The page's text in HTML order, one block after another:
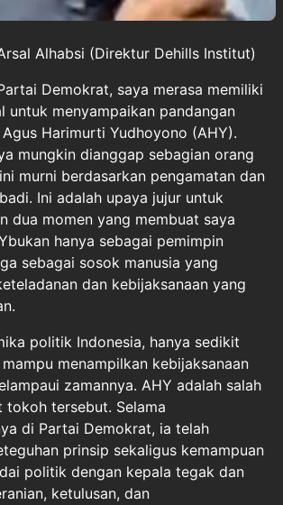
Alhabsi (Direktur Dehills Institut)
Demokrat, saya merasa memiliki
untuk menyampaikan pandangan
Harimurti Yudhoyono (AHY).
mungkin dianggap sebagian orang
murni berdasarkan pengamatan dan
Ini adalah upaya jujur untuk
dua momen yang membuat saya
hanya sebagai pemimpin
sebagai sosok manusia yang
dan kebijaksanaan yang
politik Indonesia, hanya sedikit
menampilkan kebijaksanaan
zamannya. AHY adalah salah
tokoh tersebut. Selama
di Partai Demokrat, ia telah
prinsip sekaligus kemampuan
politik dengan kepala tegak dan
ketulusan, dan